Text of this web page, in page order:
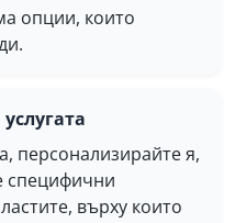
опции, които
персонализирайте я,
специфични
върху които